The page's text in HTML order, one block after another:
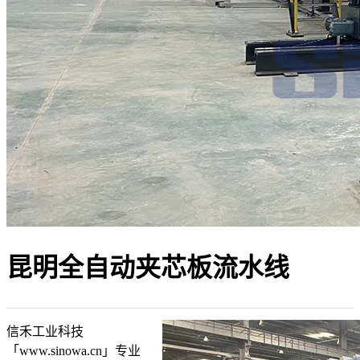
昆明全自动夹芯板流水线
信禾工业科技
「www.sinowa.cn」专业